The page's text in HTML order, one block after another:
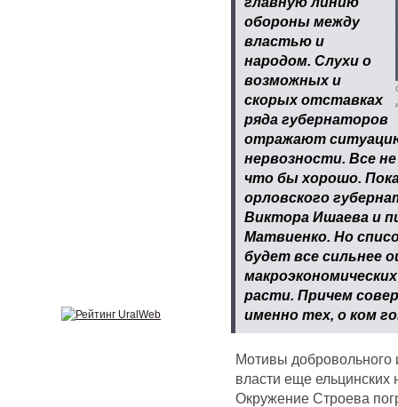
обороны между
властью и
народом. Слухи о
возможных и
скорых отставках
ряда губернаторов
отражают
нервозности. Все
что бы хорошо.
орловского
Виктора Ишаева и
Матвиенко. Но
будет все сильнее
расти. Причем
именно тех, о ком
Мотивы добровольного
власти еще
Окружение Строева